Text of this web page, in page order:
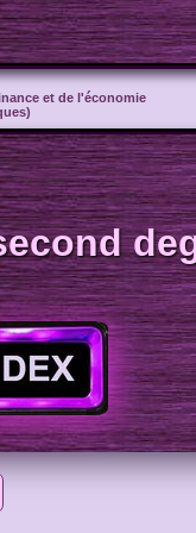
et de l'économie